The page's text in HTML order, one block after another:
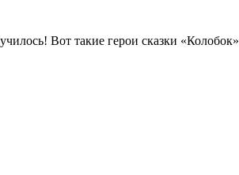
Вот такие герои сказки «Колобок»